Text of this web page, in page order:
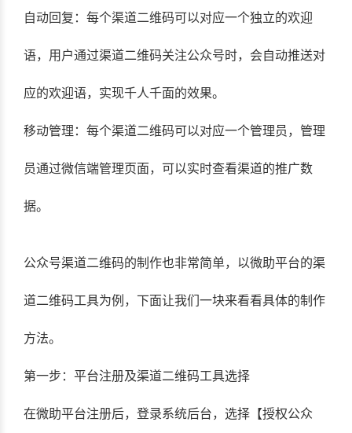
自动回复：每个渠道二维码可以对应一个独立的欢迎
语，用户通过渠道二维码关注公众号时，会自动推送对
应的欢迎语，实现千人千面的效果。
移动管理：每个渠道二维码可以对应一个管理员，管理
员通过微信端管理页面，可以实时查看渠道的推广数
据。
公众号渠道二维码的制作也非常简单，以微助平台的渠
道二维码工具为例，下面让我们一块来看看具体的制作
方法。
第一步：平台注册及渠道二维码工具选择
在微助平台注册后，登录系统后台，选择【授权公众